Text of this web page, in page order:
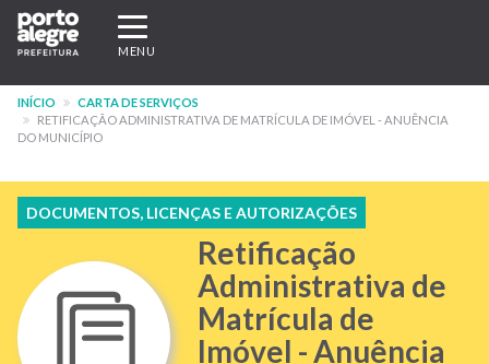
Pular
para
conteúdo
principal
Expandir/recolher
navegação
MENU
INÍCIO
CARTA DE SERVIÇOS
RETIFICAÇÃO ADMINISTRATIVA DE MATRÍCULA DE IMÓVEL - ANUÊNCIA
DO MUNICÍPIO
DOCUMENTOS, LICENÇAS E AUTORIZAÇÕES
Retificação
Administrativa de
Matrícula de
Imóvel - Anuência